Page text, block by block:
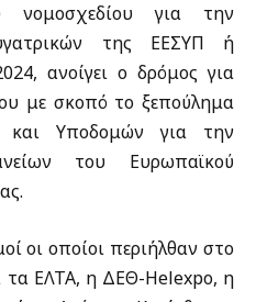
για την
της ΕΕΣΥΠ ή
ανοίγει ο δρόμος για
με σκοπό το ξεπούλημα
και Υποδομών για την
του Ευρωπαϊκού
οι οποίοι περιήλθαν στο
τα ΕΛΤΑ, η ΔΕΘ-Helexpo, η